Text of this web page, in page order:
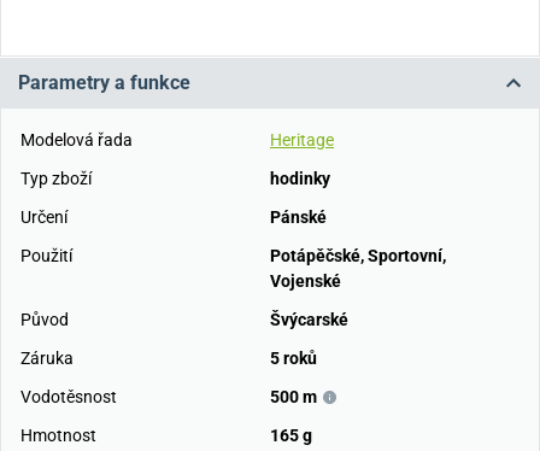
Parametry a funkce
Modelová řada
Heritage
Typ zboží
hodinky
Určení
Pánské
Použití
Potápěčské,Sportovní,
Vojenské
Původ
Švýcarské
Záruka
5 roků
Vodotěsnost
500 m
Hmotnost
165 g